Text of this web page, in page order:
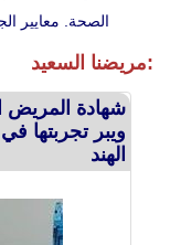
الصحة. معايير
مريضنا السعيد:
شهادة المريض
ويبر تجربتها
الهند